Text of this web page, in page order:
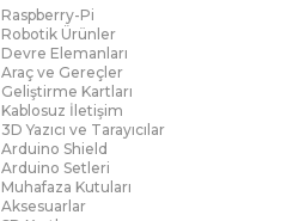
Raspberry-Pi
Robotik Ürünler
Devre Elemanları
Araç ve Gereçler
Geliştirme Kartları
Kablosuz İletişim
3D Yazıcı ve Tarayıcılar
Arduino Shield
Arduino Setleri
Muhafaza Kutuları
Aksesuarlar